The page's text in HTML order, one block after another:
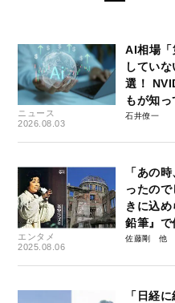
ニュース
2026.08.03
AI相場「
してい
選！
もが知
石井僚一
エンタメ
2025.08.06
「あの
ったの
きに込
鉛筆』
佐藤剛
「日経